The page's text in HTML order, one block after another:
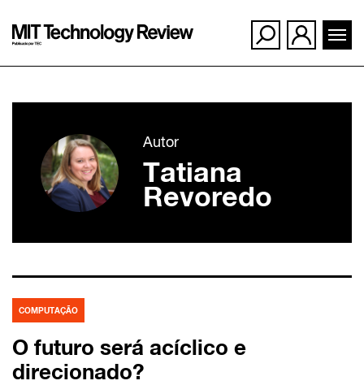
conteúdo
Autor
Tatiana
Revoredo
COMPUTAÇÃO
O futuro será acíclico e
direcionado?